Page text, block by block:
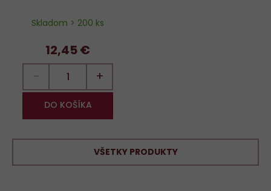
Skladom > 200 ks
12,45 €
− +
DO KOŠÍKA
VŠETKY PRODUKTY